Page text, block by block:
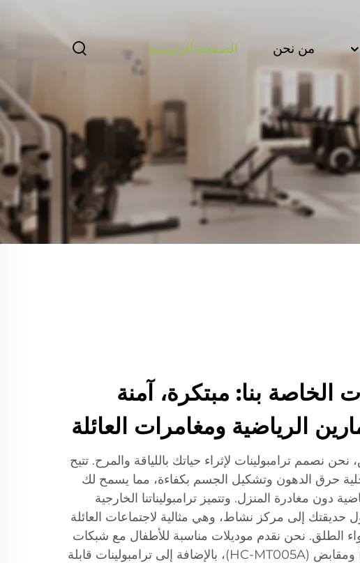
الصفحة الرئيسية من نحن
الخاصة بنا: مبتكرة، آمنة
الرياضية ومغامرات العائلة
نصمم ترامبولينات لإثراء حياتك باللياقة والمرح. تتيح
حرق الدهون وتشكيل الجسم بكفاءة، مما يسمح لك
دون مغادرة المنزل. وتتميز ترامبوليناتنا الخارجية
حديقتك إلى مركز نشاط، وهي مثالية لاجتماعات العائلة
الطلق. نحن نقدم موديلات مناسبة للأطفال مع شبكات
أمان (HC-MT014) ومقابض (HC-MT005A)، بالإضافة إلى ترامبولينات قابلة